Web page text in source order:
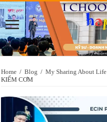
Home / Blog / My Sharing About Life
KIẾM CƠM